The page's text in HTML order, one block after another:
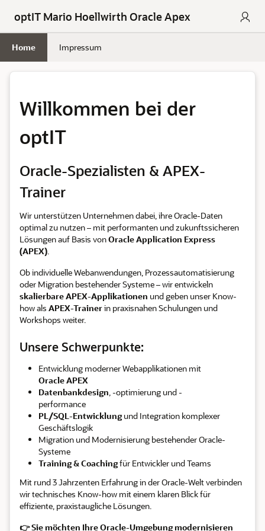
optIT Mario Hoellwirth Oracle Apex
Home Impressum
Willkommen bei der
optIT
Oracle-Spezialisten & APEX-
Trainer
Wir unterstützen Unternehmen dabei, ihre Oracle-Daten
optimal zu nutzen – mit performanten und zukunftssicheren
Lösungen auf Basis vonOracle Application Express
(APEX).
Ob individuelle Webanwendungen, Prozessautomatisierung
oder Migration bestehender Systeme – wir entwickeln
skalierbare APEX-Applikationen und geben unser Know-
how als APEX-Trainerin praxisnahen Schulungen und
Workshops weiter.
Unsere Schwerpunkte:
Entwicklung moderner Webapplikationen mit
Oracle APEX
Datenbankdesign, -optimierung und -
performance
PL/SQL-Entwicklungund Integration komplexer
Geschäftslogik
Migration und Modernisierung bestehender Oracle-
Systeme
Training & Coachingfür Entwickler und Teams
Mit rund 3 Jahrzenten Erfahrung in der Oracle-Welt verbinden
wir technisches Know-how mit einem klaren Blick für
effiziente, praxistaugliche Lösungen.
👉 Sie möchten Ihre Oracle-Umgebung modernisieren